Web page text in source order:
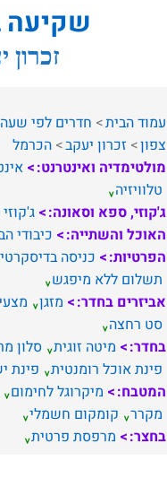
שקיעה
זכרון
עמוד הבית
חדרים לפי שעה
צפון
זכרון יעקב הכרמל
מולטימדיה ואינטרנט:
טלוויזיה
ג'קוזי, ספא וסאונה:
האוכל והשתייה:
כיבודי
הפרטיות:
כניסה
תשלום ללא מיפגש
אביזרים בחדר:
מזגן
סט רחצה
בחדר:
מיטה זוגית סלון
פינת אוכל רומנטית פינת
המטבח:
מיקרוגל לחימום
מקרר קומקום חשמלי
בחצר:
מרפסת פרטית